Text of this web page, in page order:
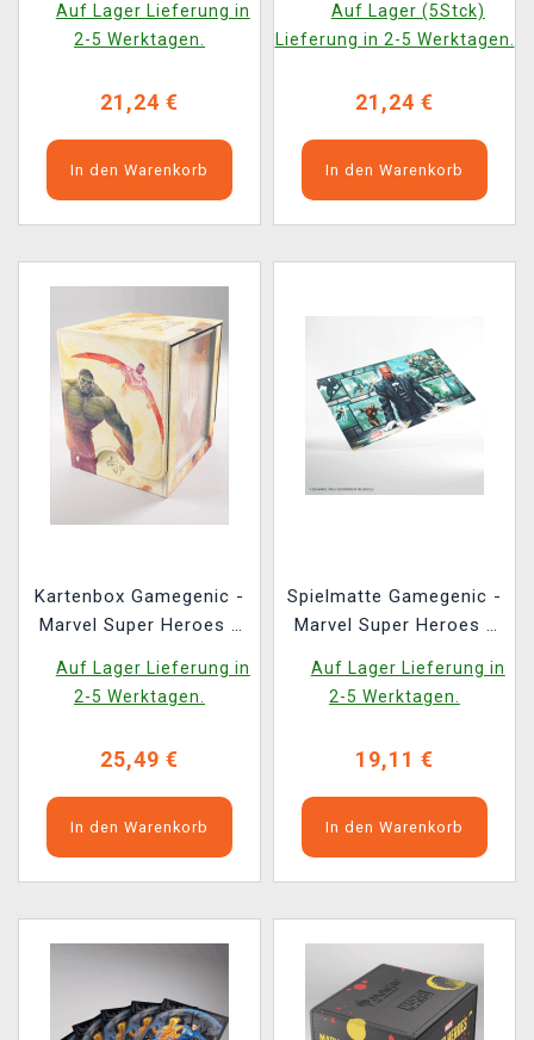
Auf Lager Lieferung in
2-5 Werktagen.
21,24 €
In den Warenkorb
Convertible Marvel Age
Auf Lager (5Stck)
Lieferung in 2-5 Werktagen.
21,24 €
In den Warenkorb
Kartenbox Gamegenic -
Marvel Super Heroes -
Convertible Door of
Destinies
Auf Lager Lieferung in
2-5 Werktagen.
25,49 €
In den Warenkorb
Spielmatte Gamegenic -
Marvel Super Heroes -
Auf Lager Lieferung in
2-5 Werktagen.
19,11 €
In den Warenkorb